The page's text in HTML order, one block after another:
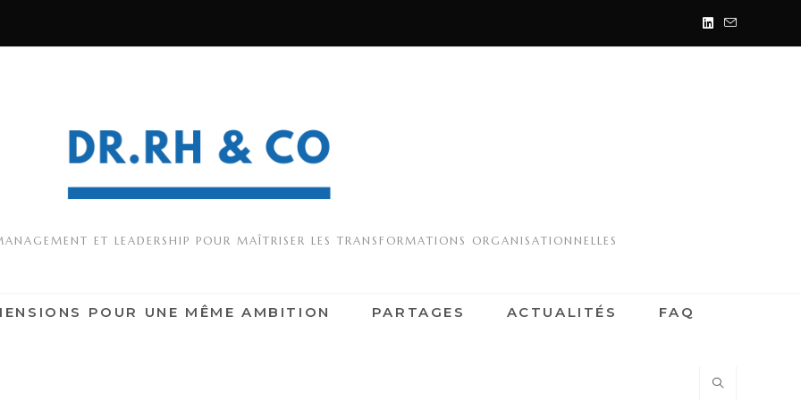
ET LEADERSHIP POUR MAÎTRISER LES TRANSFORMATIONS ORGANISATIONNELLES
POUR UNE MÊME AMBITION PARTAGES ACTUALITÉS FAQ